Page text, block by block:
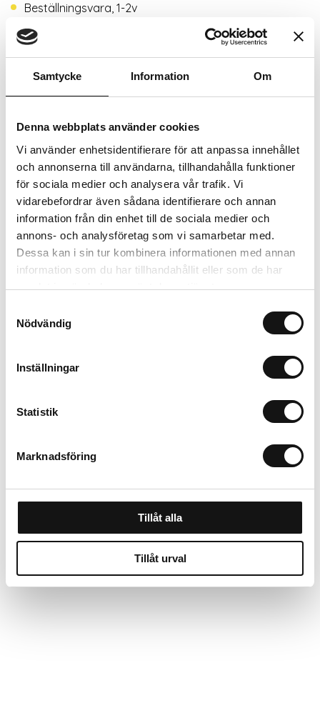
Samtycke Information Om
Denna webbplats använder cookies
Vi använder enhetsidentifierare för att anpassa innehållet
och annonserna till användarna, tillhandahålla funktioner
för sociala medier och analysera vår trafik. Vi
vidarebefordrar även sådana identifierare och annan
information från din enhet till de sociala medier och
annons- och analysföretag som vi samarbetar med.
Dessa kan i sin tur kombinera informationen med annan
information som du har tillhandahållit eller som de har
samlat in när du har använt deras tjänster.
Nödvändig
Inställningar
Statistik
Marknadsföring
Tillåt alla
Tillåt urval
Beställningsvara, 1-2v
469 kr
Ekologiskt utbud
Beskrivning
Recensioner
Relaterade produkter
salt, gödsel, gräsfrö)
Finns i lager
210 kr
Köp